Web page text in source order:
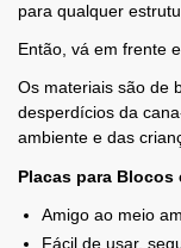
para qualquer
Então, vá em frente
Os materiais são de
desperdícios da
ambiente e das
Placas para Blocos
Amigo ao meio
Fácil de usar,